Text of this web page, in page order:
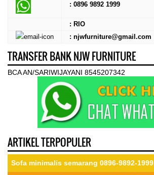
: 0896 9892 1999
: RIO
: njwfurniture@gmail.com
TRANSFER BANK NJW FURNITURE
BCA AN/SARIWIJAYANI 8545207342
ARTIKEL TERPOPULER
Sofa minimalis semarang 0896-9892-1999